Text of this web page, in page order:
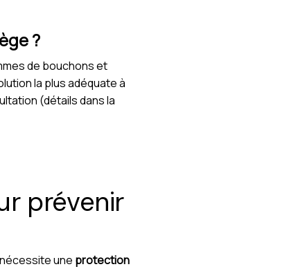
?
de bouchons et
la plus adéquate à
(détails dans la
prévenir
une protection